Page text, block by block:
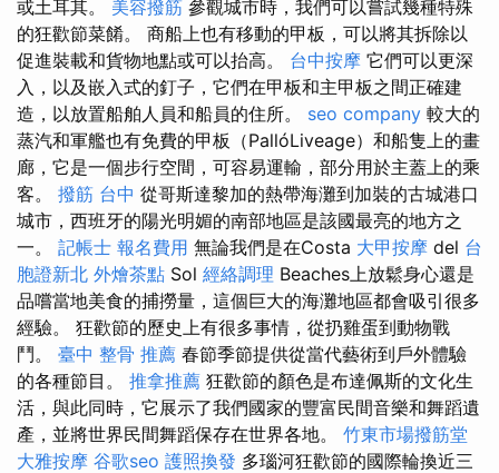
或土耳其。 美容撥筋 參觀城市時，我們可以嘗試幾種特殊
的狂歡節菜餚。 商船上也有移動的甲板，可以將其拆除以
促進裝載和貨物地點或可以抬高。 台中按摩 它們可以更深
入，以及嵌入式的釘子，它們在甲板和主甲板之間正確建
造，以放置船舶人員和船員的住所。 seo company 較大的
蒸汽和軍艦也有免費的甲板（PallóLiveage）和船隻上的畫
廊，它是一個步行空間，可容易運輸，部分用於主蓋上的乘
客。 撥筋 台中 從哥斯達黎加的熱帶海灘到加裝的古城港口
城市，西班牙的陽光明媚的南部地區是該國最亮的地方之
一。 記帳士 報名費用 無論我們是在Costa 大甲按摩 del 台
胞證新北 外燴茶點 Sol 經絡調理 Beaches上放鬆身心還是
品嚐當地美食的捕撈量，這個巨大的海灘地區都會吸引很多
經驗。 狂歡節的歷史上有很多事情，從扔雞蛋到動物戰
鬥。 臺中 整骨 推薦 春節季節提供從當代藝術到戶外體驗
的各種節目。 推拿推薦 狂歡節的顏色是布達佩斯的文化生
活，與此同時，它展示了我們國家的豐富民間音樂和舞蹈遺
產，並將世界民間舞蹈保存在世界各地。 竹東市場撥筋堂
大雅按摩 谷歌seo 護照換發 多瑙河狂歡節的國際輪換近三